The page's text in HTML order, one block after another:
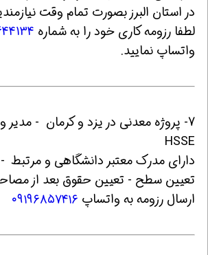
در استان البرز بصورت تمام وقت
لطفا رزومه کاری خود را به شماره
واتساپ نمایید.
7- پروژه معدنی در یزد و کرمان - مدیر
HSSE
دارای مدرک معتبر دانشگاهی و مرتبط
تعیین سطح - تعیین حقوق بعد از
ارسال رزومه به واتساپ ۰۹۱۹۶۸۵۷۴۱۶